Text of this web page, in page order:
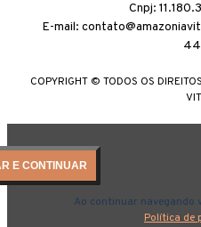
Cnpj:
E-mail:
COPYRIGHT © TODOS OS
E CONTINUAR
Ao continuar navegando
Política de